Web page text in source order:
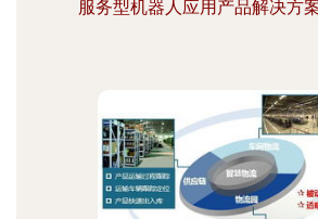
服务型机器人应用产品解决方